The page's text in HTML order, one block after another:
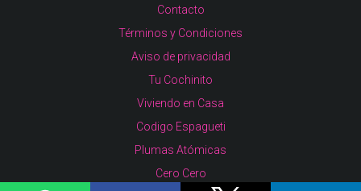
Contacto
Términos y Condiciones
Aviso de privacidad
Tu Cochinito
Viviendo en Casa
Codigo Espagueti
Plumas Atómicas
Cero Cero